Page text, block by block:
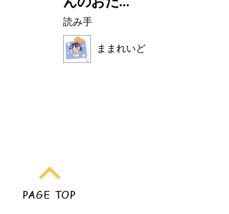
読み手
ままれいど